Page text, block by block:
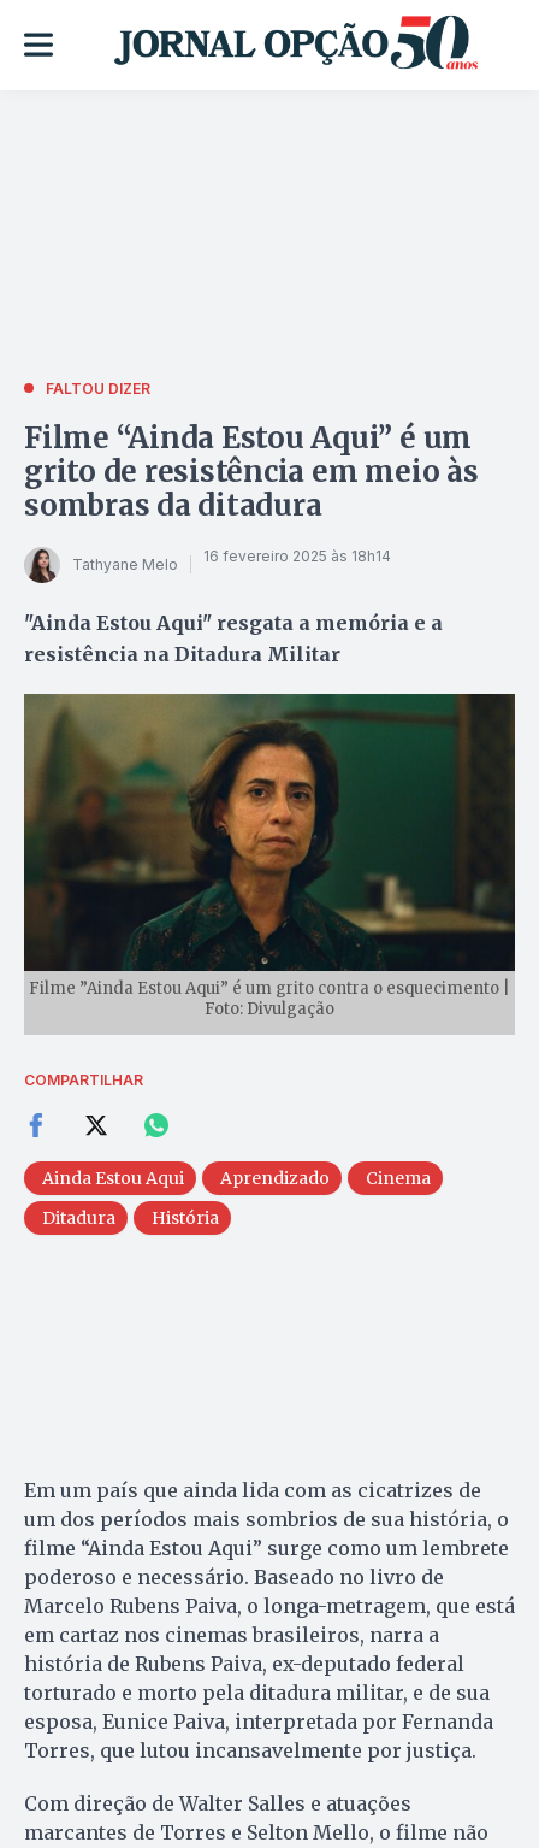
FALTOU DIZER
Filme “Ainda Estou Aqui” é um
grito de resistência em meio às
sombras da ditadura
Tathyane Melo 16 fevereiro 2025 às 18h14
"Ainda Estou Aqui" resgata a memória e a
resistência na Ditadura Militar
Filme ”Ainda Estou Aqui” é um grito contra o esquecimento |
Foto: Divulgação
COMPARTILHAR
Ainda Estou Aqui Aprendizado
Cinema
Ditadura
História
Em um país que ainda lida com as cicatrizes de
um dos períodos mais sombrios de sua história, o
filme “Ainda Estou Aqui” surge como um lembrete
poderoso e necessário. Baseado no livro de
Marcelo Rubens Paiva, o longa-metragem, que está
em cartaz nos cinemas brasileiros, narra a
história de Rubens Paiva, ex-deputado federal
torturado e morto pela ditadura militar, e de sua
esposa, Eunice Paiva, interpretada por Fernanda
Torres, que lutou incansavelmente por justiça.
Com direção de Walter Salles e atuações
marcantes de Torres e Selton Mello, o filme não